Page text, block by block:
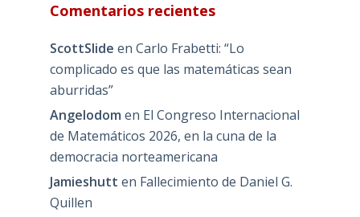
Comentarios recientes
ScottSlide en Carlo Frabetti: “Lo
complicado es que las matemáticas sean
aburridas”
Angelodom en El Congreso Internacional
de Matemáticos 2026, en la cuna de la
democracia norteamericana
Jamieshutt en Fallecimiento de Daniel G.
Quillen